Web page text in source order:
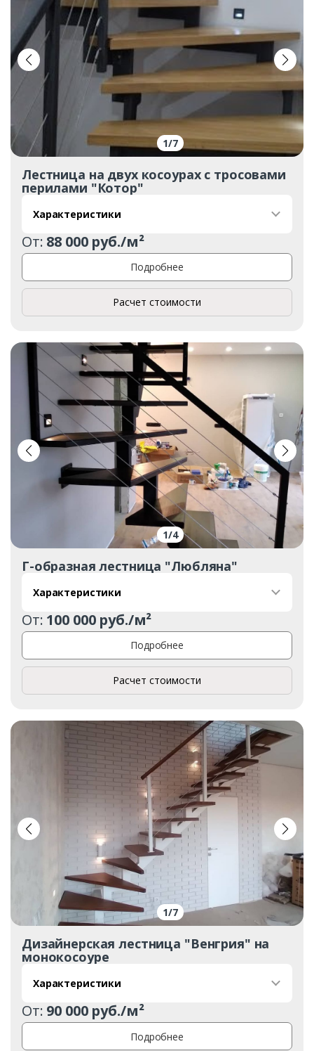
Ваше имя*
Ваш телефон*
Комментарий к заказу1/7
Лестница на двух косоурах с тросовами
перилами "Котор"
Характеристики
От: 88 000 руб./м²
Подробнее
Расчет стоимости
1/4
Г-образная лестница "Любляна"
Характеристики
От: 100 000 руб./м²
Подробнее
Расчет стоимости
1/7
Дизайнерская лестница "Венгрия" на
монокосоуре
Характеристики
От: 90 000 руб./м²
Подробнее